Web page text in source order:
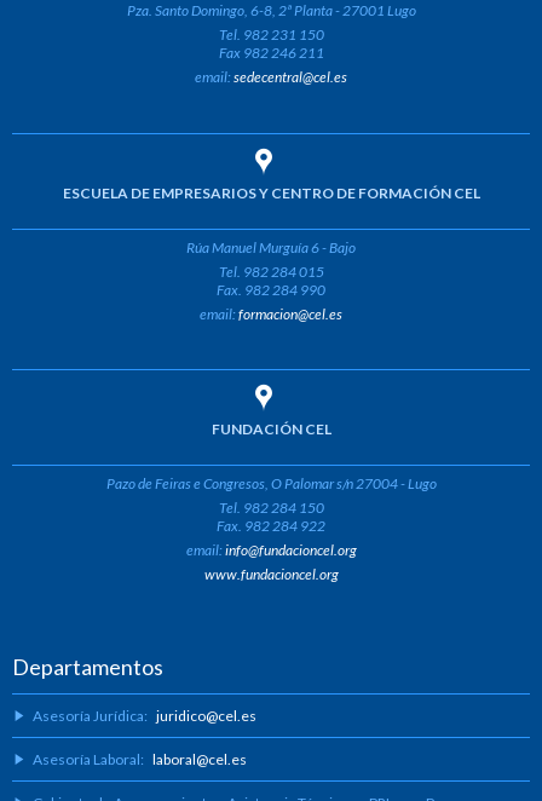
Pza. Santo Domingo, 6-8, 2ª Planta - 27001 Lugo
Tel. 982 231 150
Fax 982 246 211
email:sedecentral@cel.es
ESCUELA DE EMPRESARIOS Y CENTRO DE FORMACIÓN CEL
Rúa Manuel Murguía 6 - Bajo
Tel. 982 284 015
Fax. 982 284 990
email:formacion@cel.es
FUNDACIÓN CEL
Pazo de Feiras e Congresos, O Palomar s/n 27004 - Lugo
Tel. 982 284 150
Fax. 982 284 922
email:info@fundacioncel.org
www.fundacioncel.org
Departamentos
Asesoría Jurídica: juridico@cel.es
Asesoría Laboral: laboral@cel.es